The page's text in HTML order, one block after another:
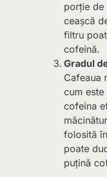
porție
ceașcă
filtru
cofeină.
Gradul
Cafeaua
cum
cofeina
folosită
poate
puțină